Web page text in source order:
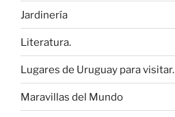
Jardinería
Literatura.
Lugares de Uruguay para visitar.
Maravillas del Mundo